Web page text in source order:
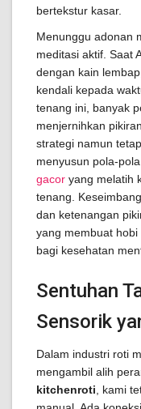
bertekstur kasar.
Menunggu adonan
meditasi aktif. Saat
dengan kain
kendali kepada
tenang ini, banyak
menjernihkan
strategi namun
menyusun pola-
gacor yang melatih
tenang.
dan ketenangan
yang membuat
bagi kesehatan
Sentuhan
Sensorik
Dalam industri roti
mengambil alih
kitchenroti , kami